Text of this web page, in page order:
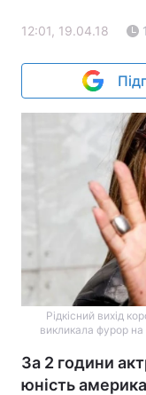
12:01, 19.04.18
Рідкісний вихід
викликала фурор
За 2 години
юність